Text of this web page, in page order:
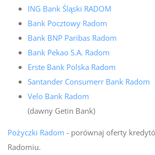
ING Bank Śląski RADOM
Bank Pocztowy Radom
Bank BNP Paribas Radom
Bank Pekao S.A. Radom
Erste Bank Polska Radom
Santander Consumerr Bank Radom
Velo Bank Radom
(dawny Getin Bank)
Pożyczki Radom - porównaj oferty
Radomiu.